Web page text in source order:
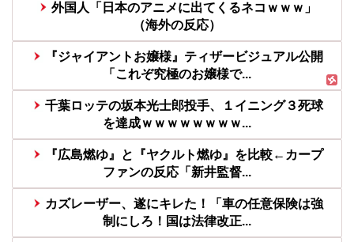
外国人「日本のアニメに出てくるネコｗｗｗ」
（海外の反応）
『ジャイアントお嬢様』ティザービジュアル公開
「これぞ究極のお嬢様で...
千葉ロッテの坂本光士郎投手、１イニング３死球
を達成ｗｗｗｗｗｗｗｗ...
『広島燃ゆ』と『ヤクルト燃ゆ』を比較←カープ
ファンの反応「新井監督...
カズレーザー、遂にキレた！「車の任意保険は強
制にしろ！国は法律改正...